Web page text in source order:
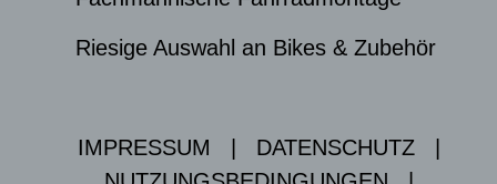
Riesige Auswahl an Bikes & Zubehör
IMPRESSUM DATENSCHUTZ